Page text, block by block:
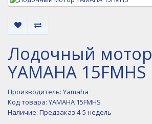
Лодочный мотор
YAMAHA 15FMHS
Производитель: Yamaha
Код товара: YAMAHA 15FMHS
Наличие: Предзаказ 4-5 недель